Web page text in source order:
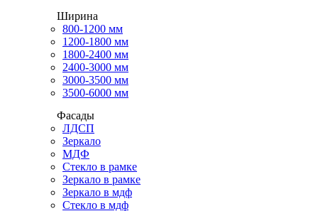
Ширина
800-1200 мм
1200-1800 мм
1800-2400 мм
2400-3000 мм
3000-3500 мм
3500-6000 мм
Фасады
ЛДСП
Зеркало
МДФ
Стекло в рамке
Зеркало в рамке
Зеркало в мдф
Стекло в мдф